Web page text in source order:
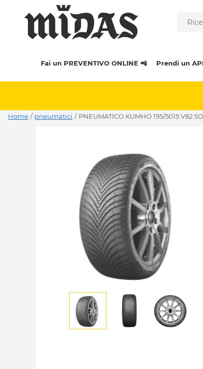
Fai un PREVENTIVO ONLINE 📲 Prendi un
Home / pneumatici / PNEUMATICO KUMHO 195/5015 V82